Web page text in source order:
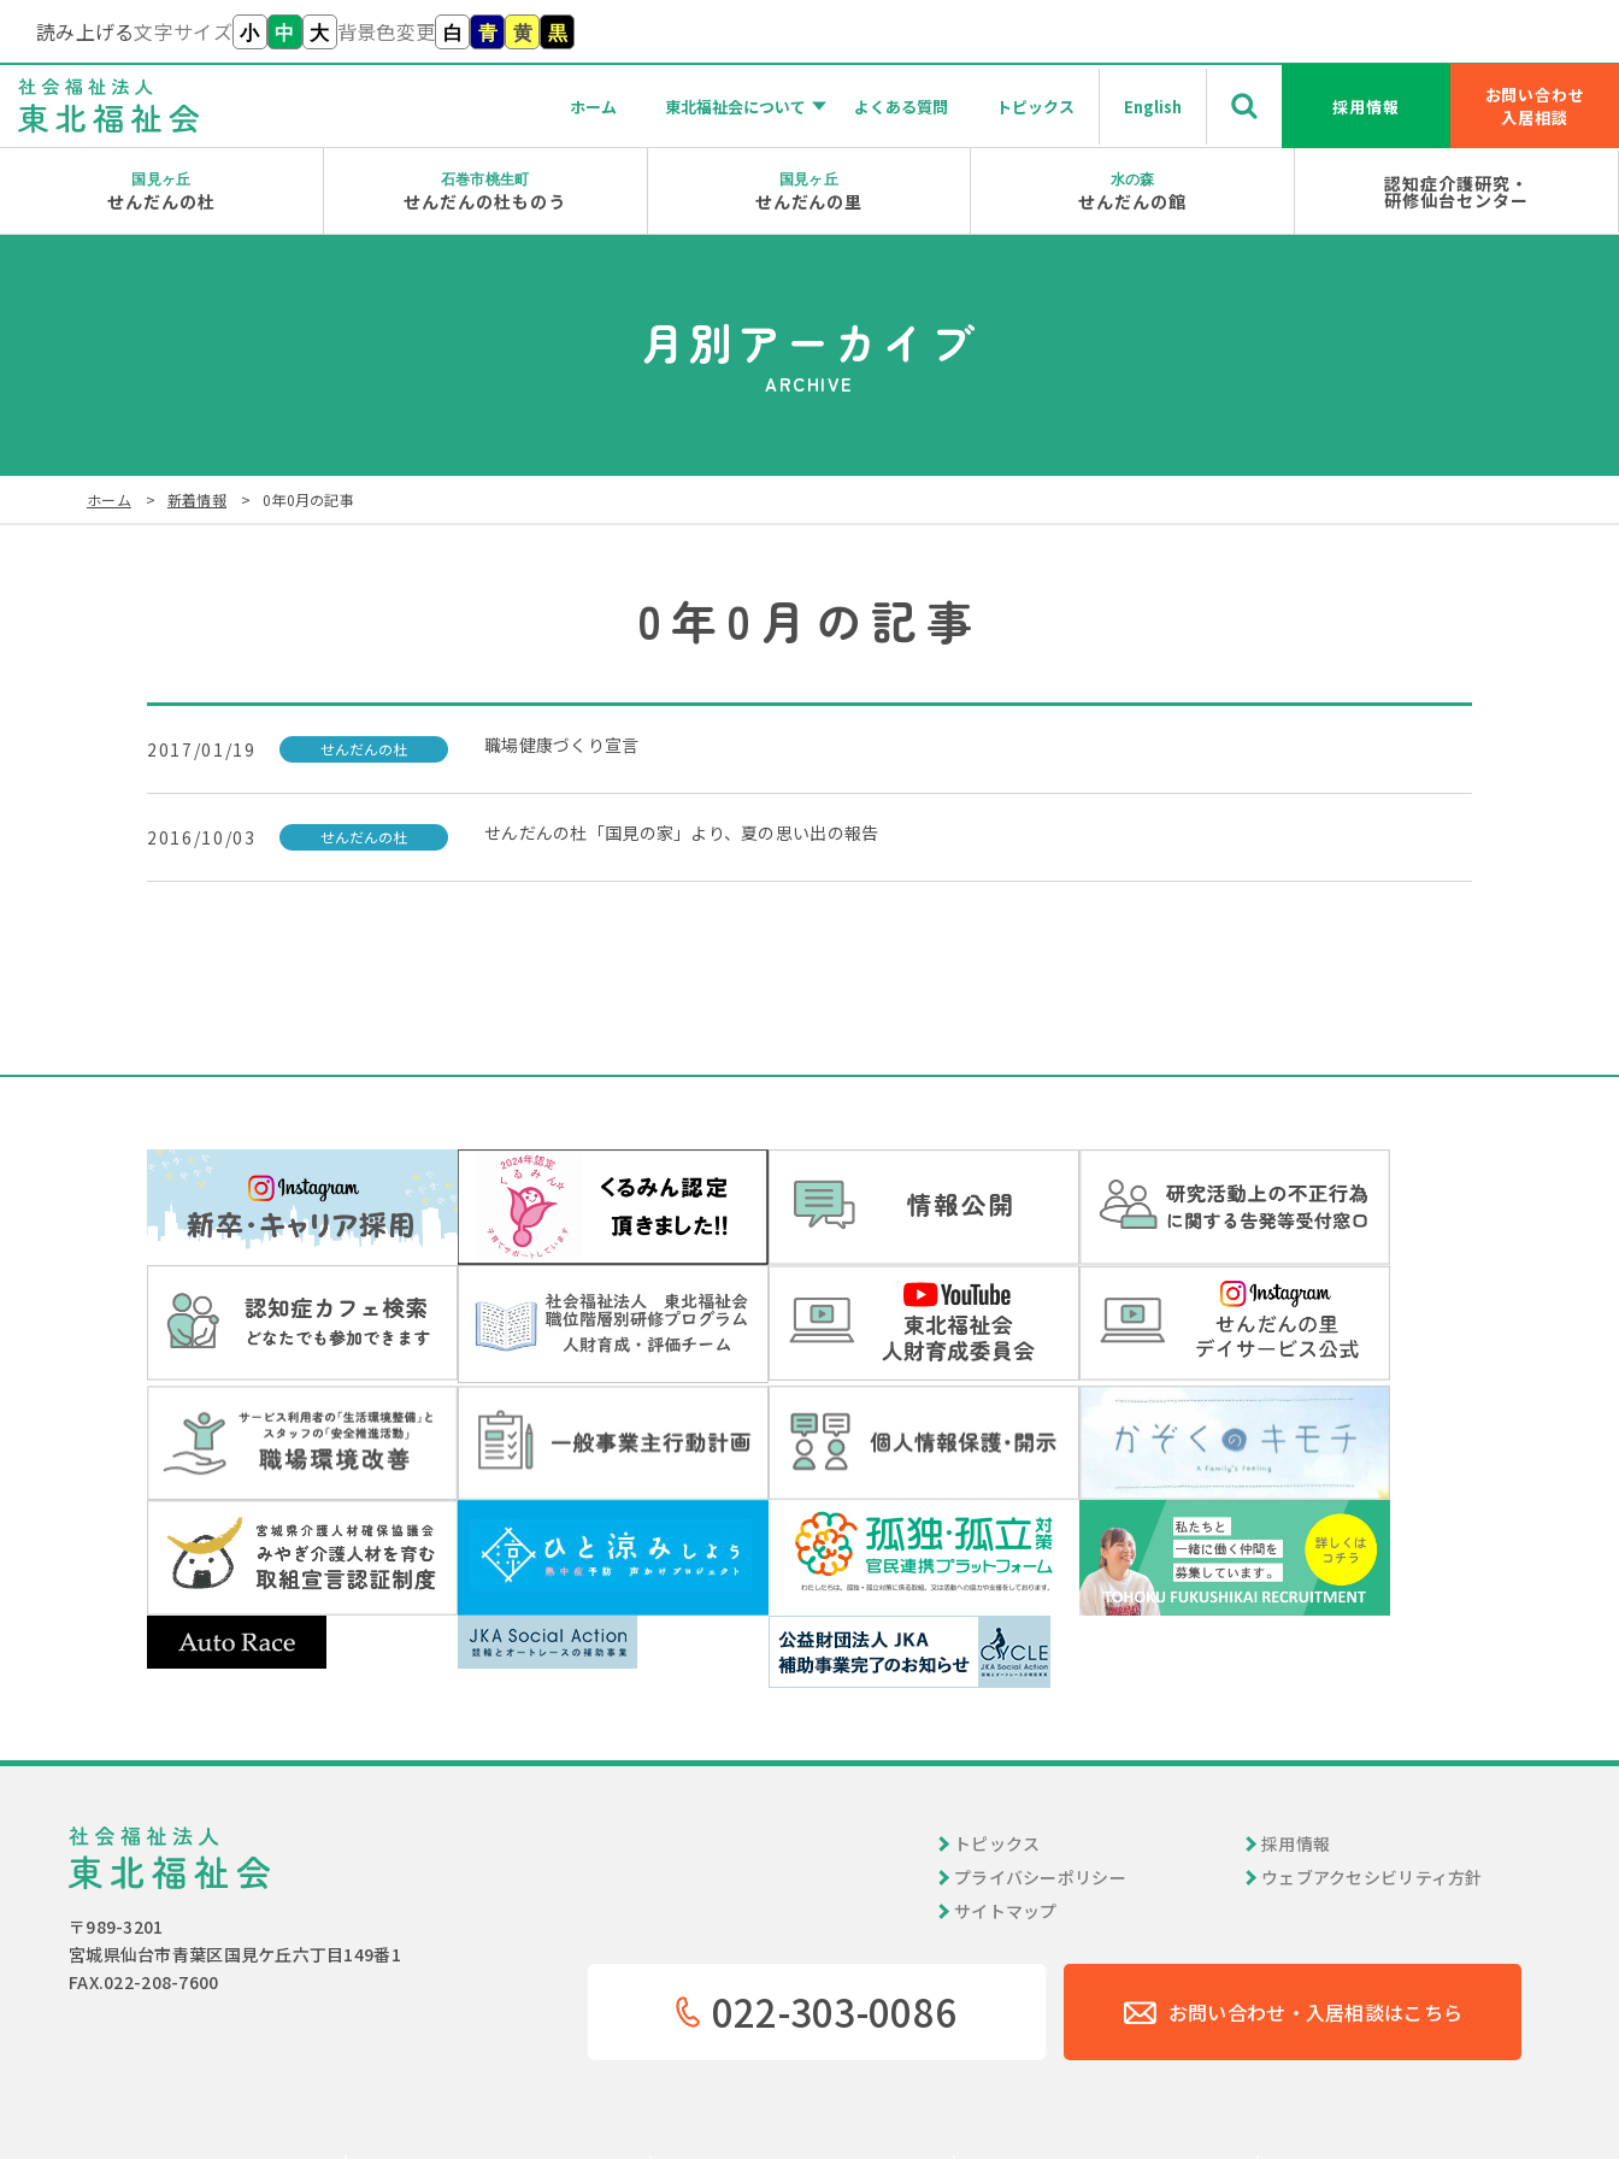
読み上げる文字サイズ 小 中 大 背景色変更 白 青 黄 黒
ホーム 東北福祉会について よくある質問 トピックス English 採用情報
お問い合わせ
入居相談
国見ヶ丘
せんだんの杜
石巻市桃生町
せんだんの杜ものう
国見ヶ丘
せんだんの里
水の森
せんだんの館
認知症介護研究・
研修仙台センター
月別アーカイブ
ARCHIVE
ホーム 新着情報 0年0月の記事
0年0月の記事
2017/01/19 せんだんの杜 職場健康づくり宣言
2016/10/03 せんだんの杜 せんだんの杜「国見の家」より、夏の思い出の報告
〒989-3201
宮城県仙台市青葉区国見ケ丘六丁目149番1
FAX.022-208-7600
トピックス
採用情報
プライバシーポリシー
ウェブアクセシビリティ方針
サイトマップ
022-303-0086 お問い合わせ・入居相談はこちら